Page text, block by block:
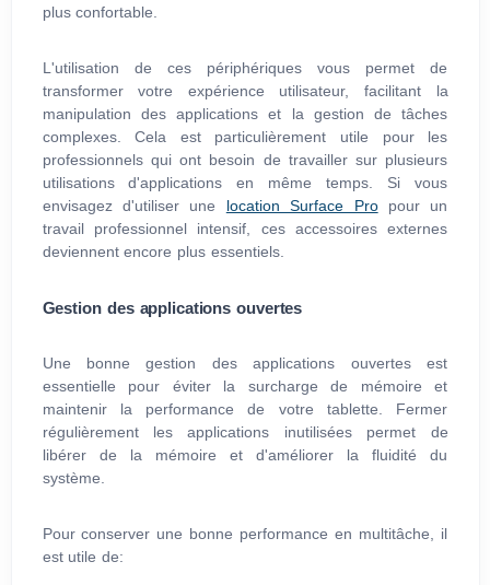
plus confortable.
L'utilisation de ces périphériques vous permet de
transformer votre expérience utilisateur, facilitant la
manipulation des applications et la gestion de tâches
complexes. Cela est particulièrement utile pour les
professionnels qui ont besoin de travailler sur plusieurs
utilisations d'applications en même temps. Si vous
envisagez d'utiliser une location Surface Propour un
travail professionnel intensif, ces accessoires externes
deviennent encore plus essentiels.
Gestion des applications ouvertes
Une bonne gestion des applications ouvertes est
essentielle pour éviter la surcharge de mémoire et
maintenir la performance de votre tablette. Fermer
régulièrement les applications inutilisées permet de
libérer de la mémoire et d'améliorer la fluidité du
système.
Pour conserver une bonne performance en multitâche, il
est utile de: